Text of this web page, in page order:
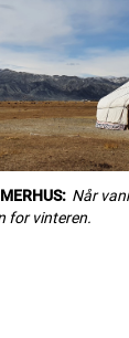
Når
for vinteren.